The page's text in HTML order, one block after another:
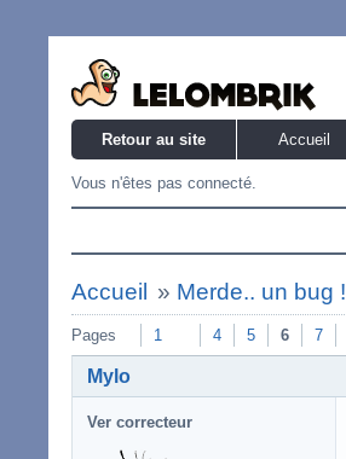
Retour au site Accueil
Vous n'êtes pas connecté.
Accueil » Merde.. un bug !
Pages 1 4 5 6 7
Mylo
Ver correcteur